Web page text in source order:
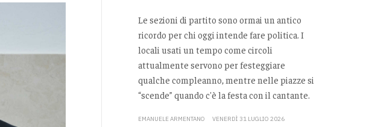
Le sezioni di partito sono ormai un antico
ricordo per chi oggi intende fare politica. I
locali usati un tempo come circoli
attualmente servono per festeggiare
qualche compleanno, mentre nelle piazze si
“scende” quando c'è la festa con il cantante.
EMANUELE ARMENTANO VENERDÌ 31 LUGLIO 2026